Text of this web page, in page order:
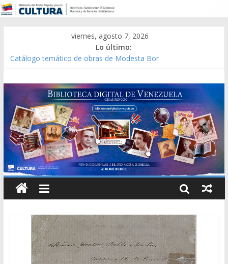
viernes, agosto 7, 2026
Lo último:
Catálogo temático de obras de Modesta Bor
Una Parálisis [material gráfico]
Modesta Bor Sánchez [material gráfico]
Gaceta Oficial de la República de Venezuela año CXXXIII Mes V,
Caracas 09 de marzo de 2006 N° 38.394